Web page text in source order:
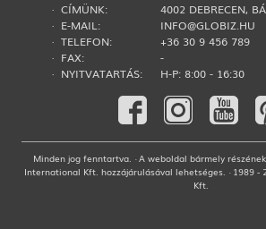
· CÍMÜNK:
4002 DEBRECEN,
· E-MAIL:
INFO@GLOBIZ.HU
· TELEFON:
+36 30 9 456 789
· FAX:
-
· NYITVATARTÁS:
H-P: 8:00 - 16:30
Minden jog fenntartva. · A weboldal bármely
International Kft. hozzájárulásával lehetséges. · 1989 -
Kft.